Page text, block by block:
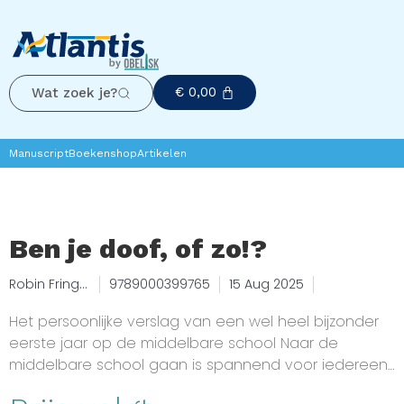
Wat zoek je? € 0,00
ManuscriptBoekenshopArtikelen
Ben je doof, of zo!?
Robin Frings
Georgia van
der Gen
9789000399765 15 Aug 2025
Het persoonlijke verslag van een wel heel bijzonder
eerste jaar op de middelbare school Naar de
middelbare school gaan is spannend voor iedereen,